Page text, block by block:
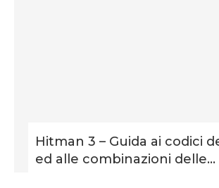
Hitman 3 – Guida ai codici
ed alle combinazioni delle...